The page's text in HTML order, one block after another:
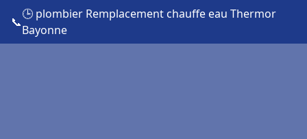
📞
🕒 plombier Remplacement chauffe eau Thermor
Bayonne